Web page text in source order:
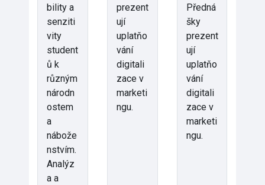
bility a
senziti
vity
student
ů k
různým
národn
ostem
a
nábože
nstvím.
Analýz
a a
prezent
ují
uplatňo
vání
digitali
zace v
marketi
ngu.
Předná
šky
prezent
ují
uplatňo
vání
digitali
zace v
marketi
ngu.